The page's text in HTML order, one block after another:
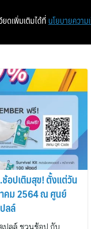
อปเติมสุข! ตั้งแต่วัน
คม 2564 ณ ศูนย์
ลล์
ปลล์ ชวนช้อป กับ
ยดเพิ่มเติมได้ที่ นโยบายความ